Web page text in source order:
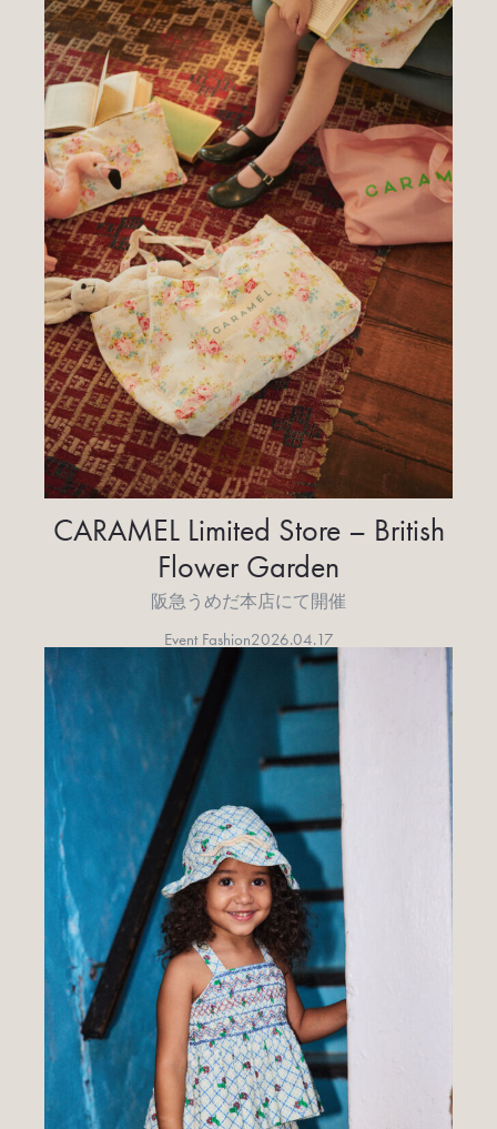
CARAMEL Limited Store – British
Flower Garden
阪急うめだ本店にて開催
Event Fashion2026.04.17